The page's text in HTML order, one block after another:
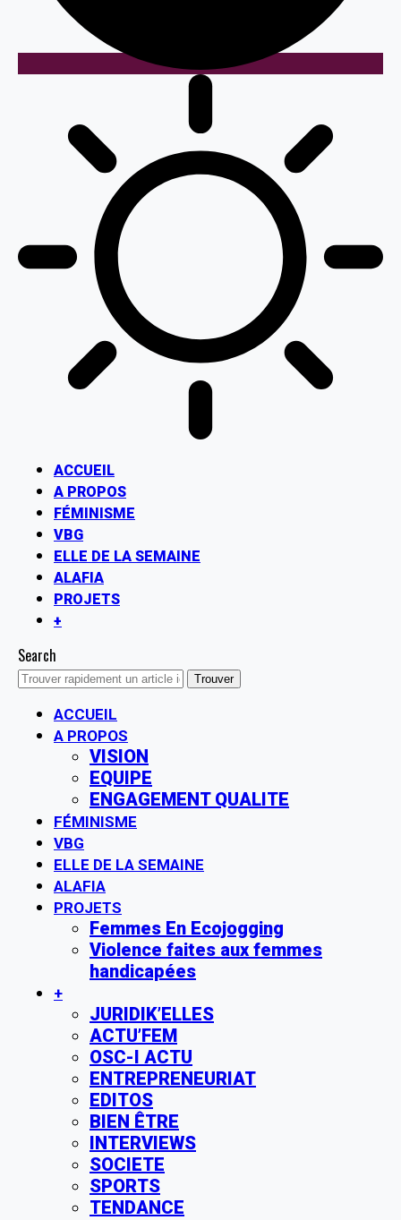
ACCUEIL
A PROPOS
FÉMINISME
VBG
ELLE DE LA SEMAINE
ALAFIA
PROJETS
+
Search
ACCUEIL
A PROPOS
VISION
EQUIPE
ENGAGEMENT QUALITE
FÉMINISME
VBG
ELLE DE LA SEMAINE
ALAFIA
PROJETS
Femmes En Ecojogging
Violence faites aux femmes
handicapées
+
JURIDIK’ELLES
ACTU’FEM
OSC-I ACTU
ENTREPRENEURIAT
EDITOS
BIEN ÊTRE
INTERVIEWS
SOCIETE
SPORTS
TENDANCE